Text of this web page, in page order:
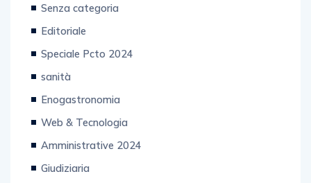
Senza categoria
Editoriale
Speciale Pcto 2024
sanità
Enogastronomia
Web & Tecnologia
Amministrative 2024
Giudiziaria